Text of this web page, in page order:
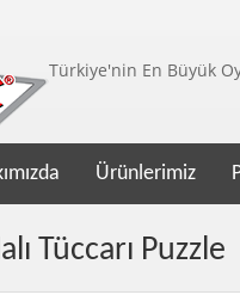
Türkiye'nin En Büyük
Ürünlerimiz
Tüccarı Puzzle